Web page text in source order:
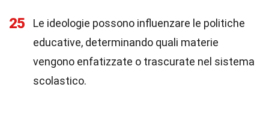
25
Le ideologie possono influenzare le politiche
educative, determinando quali materie
vengono enfatizzate o trascurate nel sistema
scolastico.